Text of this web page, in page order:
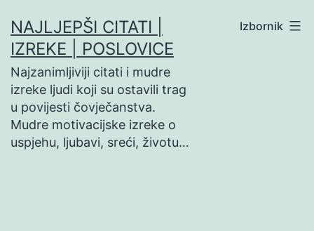
na
sadržaj
NAJLJEPŠI CITATI |
IZREKE | POSLOVICE
Najzanimljiviji citati i mudre
izreke ljudi koji su ostavili trag
u povijesti čovječanstva.
Mudre motivacijske izreke o
uspjehu, ljubavi, sreći, životu…
Izbornik